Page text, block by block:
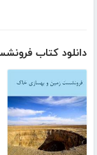
دانلود کتاب